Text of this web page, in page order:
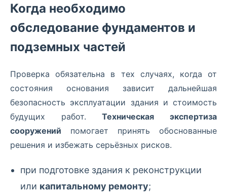
Когда необходимо
обследование фундаментов и
подземных частей
Проверка обязательна в тех случаях, когда от
состояния основания зависит дальнейшая
безопасность эксплуатации здания и стоимость
будущих работ.Техническая экспертиза
сооружений помогает принять обоснованные
решения и избежать серьёзных рисков.
при подготовке здания к реконструкции
или капитальному ремонту;